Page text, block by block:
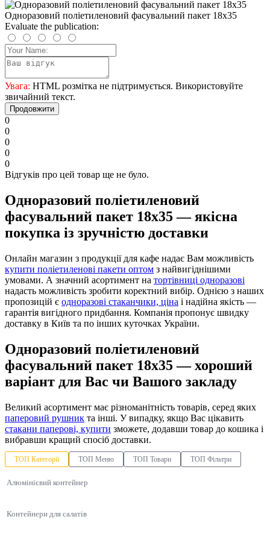
Одноразовий поліетиленовий фасувальний пакет 18х35
Evaluate the publication:
Увага: HTML розмітка не підтримується. Використовуйте
звичайний текст.
Продовжити
0
0
0
0
0
Відгуків про цей товар ще не було.
Одноразовий поліетиленовий
фасувальний пакет 18х35 — якісна
покупка із зручністю доставки
Онлайн магазин з продукції для кафе надає Вам можливість
купити поліетиленові пакети оптом з найвигіднішими
умовами. А значний асортимент на тортівниці одноразові
надасть можливість зробити коректний вибір. Однією з наших
пропозицій є одноразові стаканчики, ціна і надійна якість —
гарантія вигідного придбання. Компанія пропонує швидку
доставку в Київ та по інших куточках України.
Одноразовий поліетиленовий
фасувальний пакет 18х35 — хороший
варіант для Вас чи Вашого закладу
Великий асортимент має різноманітність товарів, серед яких
паперовий рушник та інші. У випадку, якщо Вас цікавить
стакани паперові, купити зможете, додавши товар до кошика і
вибравши кращий спосіб доставки.
ТОП Категорії ТОП Меню ТОП Товари ТОП Фільтри
Алюмінієвий контейнер
Контейнери для салатів